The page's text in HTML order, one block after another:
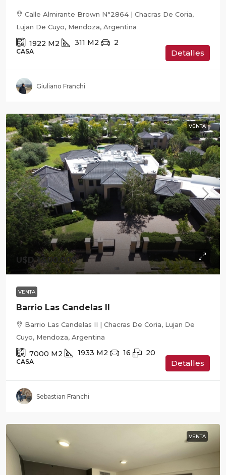
Calle Almirante Brown N°2864 | Chacras De Coria,
Lujan De Cuyo, Mendoza, Argentina
1922 M2 311 M2 2
CASA Detalles
Giuliano Franchi
VENTA
U$D 1.500.000
VENTA
Barrio Las Candelas II
Barrio Las Candelas II | Chacras De Coria, Lujan De
Cuyo, Mendoza, Argentina
7000 M2 1933 M2 16 20
CASA Detalles
Sebastian Franchi
VENTA